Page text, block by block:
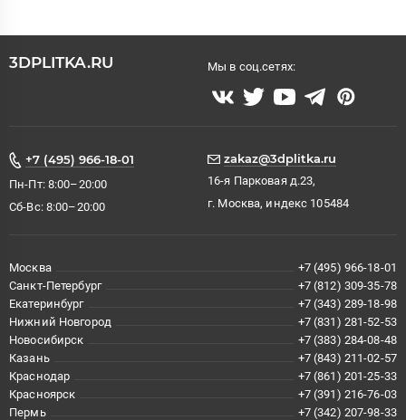
3DPLITKA.RU Мы в соц.сетях:
+7 (495) 966-18-01
Пн-Пт: 8:00–20:00
Сб-Вс: 8:00–20:00
zakaz@3dplitka.ru
16-я Парковая д.23,
г. Москва, индекс 105484
Москва
+7 (495) 966-18-01
Санкт-Петербург
+7 (812) 309-35-78
Екатеринбург
+7 (343) 289-18-98
Нижний Новгород
+7 (831) 281-52-53
Новосибирск
+7 (383) 284-08-48
Казань
+7 (843) 211-02-57
Краснодар
+7 (861) 201-25-33
Красноярск
+7 (391) 216-76-03
Пермь
+7 (342) 207-98-33